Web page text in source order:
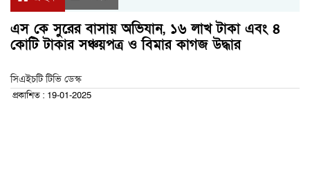
এস কে সুরের বাসায় অভিযান, ১৬ লাখ টাকা এবং ৪
কোটি টাকার সঞ্চয়পত্র ও বিমার কাগজ উদ্ধার
সিএইচটি টিভি ডেস্ক
প্রকাশিত : 19-01-2025